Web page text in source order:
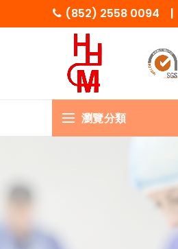
(852) 2558 0094 |
瀏覽分類